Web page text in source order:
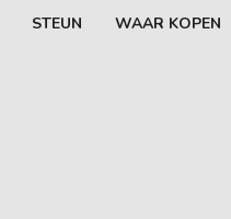
STEUN WAAR KOPEN